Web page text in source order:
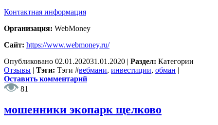
Контактная информация
Организация: WebMoney
Сайт: https://www.webmoney.ru/
Опубликовано 02.01.202031.01.2020 | Раздел: Категории
Отзывы | Тэги: Тэги #вебмани, инвестиции, обман |
Оставить комментарий
81
мошенники экопарк щелково